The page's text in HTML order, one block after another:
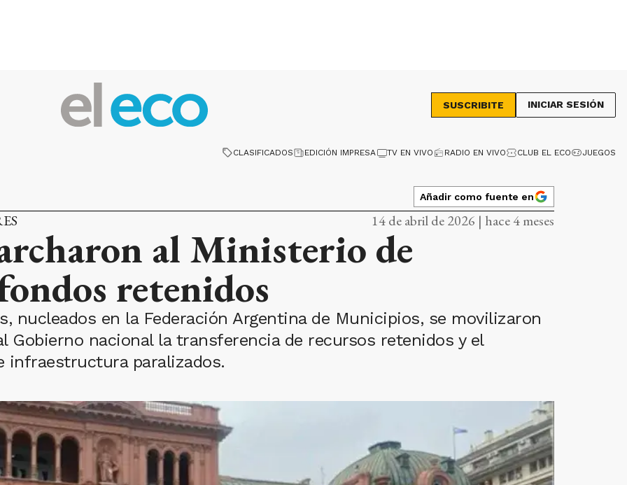
SUSCRIBITE INICIAR SESIÓN
CLASIFICADOS EDICIÓN IMPRESA TV EN VIVO RADIO EN VIVO CLUB EL ECO JUEGOS
Añadir como fuente en
14 de abril de 2026 | hace 4 meses
al Ministerio de
retenidos
nucleados en la Federación Argentina de Municipios, se movilizaron
Gobierno nacional la transferencia de recursos retenidos y el
infraestructura paralizados.